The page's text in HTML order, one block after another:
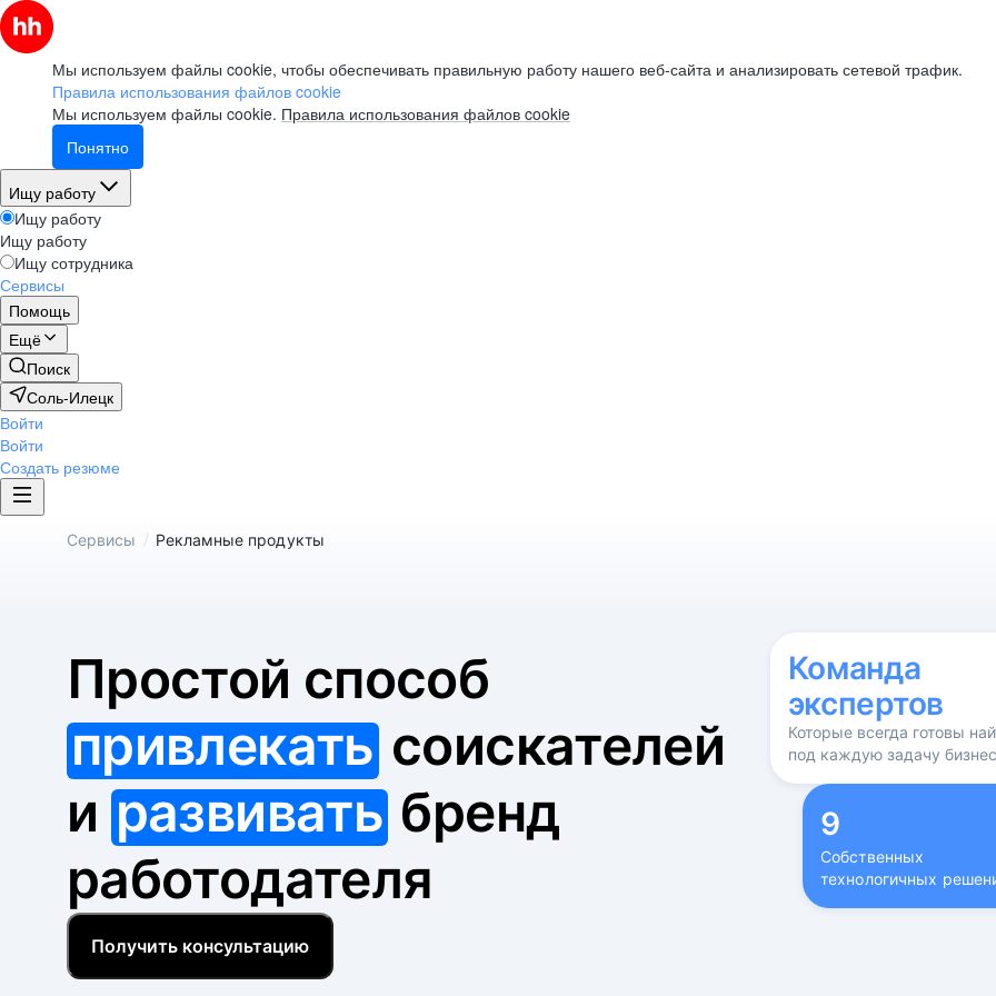
Мы используем файлы cookie, чтобы обеспечивать правильную работу нашего веб-сайта и анализировать сетевой трафик.
Правила использования файлов cookie
Мы используем файлы cookie. Правила использования файлов cookie
Понятно
Ищу работу
Ищу работу
Ищу работу
Ищу сотрудника
Сервисы
Помощь
Ещё
Поиск
Соль-Илецк
Войти
Войти
Создать резюме
Сервисы / Рекламные продукты
Простой способ
привлекатьсоискателей
и развивать бренд
работодателя
Получить консультацию
Команда
экспертов
Которые всегда готовы
под каждую задачу
9
Собственных
технологичных